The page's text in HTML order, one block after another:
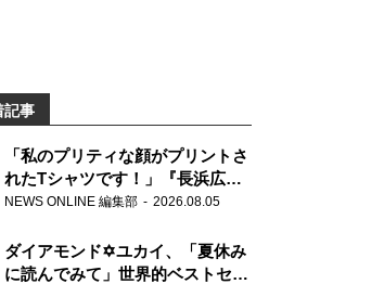
記事
「私のプリティな顔がプリントさ
れたTシャツです！」『長浜広奈
天下無双』初の番組グッズ発売
NEWS ONLINE 編集部 2026.08.05
ダイアモンド✡ユカイ、「夏休み
に読んでみて」世界的ベストセラ